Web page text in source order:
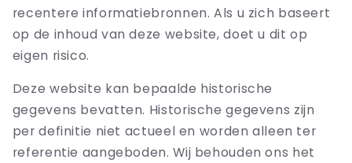
recentere informatiebronnen. Als u zich baseert
op de inhoud van deze website, doet u dit op
eigen risico.
Deze website kan bepaalde historische
gegevens bevatten. Historische gegevens zijn
per definitie niet actueel en worden alleen ter
referentie aangeboden. Wij behouden ons het